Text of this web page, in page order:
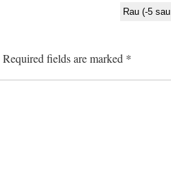
Required fields are marked *